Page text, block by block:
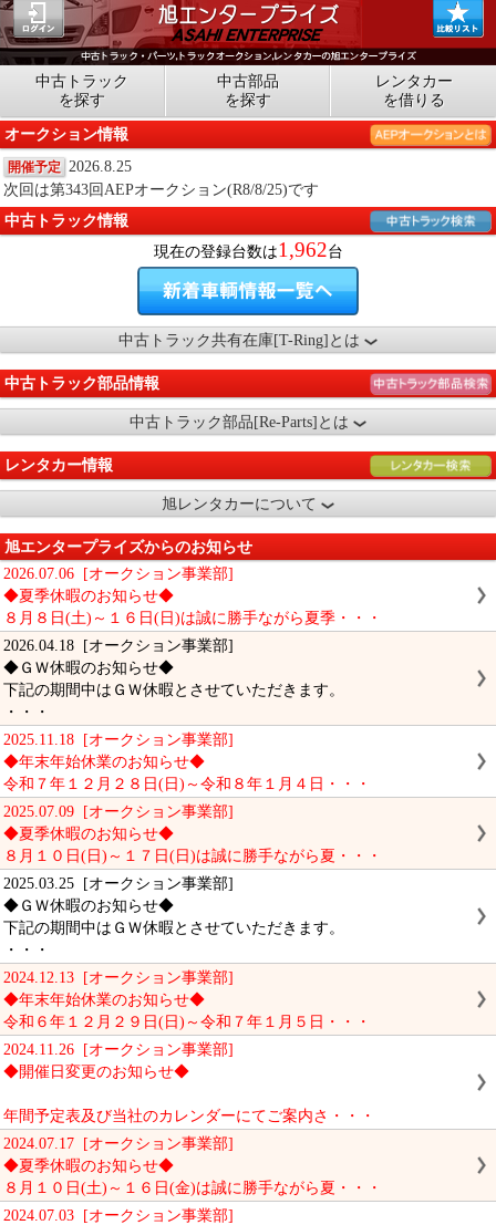
中古トラック
を探す
中古部品
を探す
レンタカー
を借りる
オークション情報
開催予定
2026.8.25
次回は第343回AEPオークション(R8/8/25)です
中古トラック情報
現在の登録台数は1,962台
中古トラック共有在庫[T-Ring]とは
中古トラック部品情報
中古トラック部品[Re-Parts]とは
レンタカー情報
旭レンタカーについて
旭エンタープライズからのお知らせ
2026.07.06 [オークション事業部]
◆夏季休暇のお知らせ◆
８月８日(土)～１６日(日)は誠に勝手ながら夏季・・・
2026.04.18 [オークション事業部]
◆ＧＷ休暇のお知らせ◆
下記の期間中はＧＷ休暇とさせていただきます。
・・・
2025.11.18 [オークション事業部]
◆年末年始休業のお知らせ◆
令和７年１２月２８日(日)～令和８年１月４日・・・
2025.07.09 [オークション事業部]
◆夏季休暇のお知らせ◆
８月１０日(日)～１７日(日)は誠に勝手ながら夏・・・
2025.03.25 [オークション事業部]
◆ＧＷ休暇のお知らせ◆
下記の期間中はＧＷ休暇とさせていただきます。
・・・
2024.12.13 [オークション事業部]
◆年末年始休業のお知らせ◆
令和６年１２月２９日(日)～令和７年１月５日・・・
2024.11.26 [オークション事業部]
◆開催日変更のお知らせ◆
年間予定表及び当社のカレンダーにてご案内さ・・・
2024.07.17 [オークション事業部]
◆夏季休暇のお知らせ◆
８月１０日(土)～１６日(金)は誠に勝手ながら夏・・・
2024.07.03 [オークション事業部]